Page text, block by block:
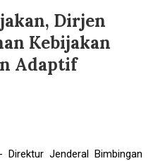
Dirjen
Kebijakan
Adaptif
Jenderal Bimbingan